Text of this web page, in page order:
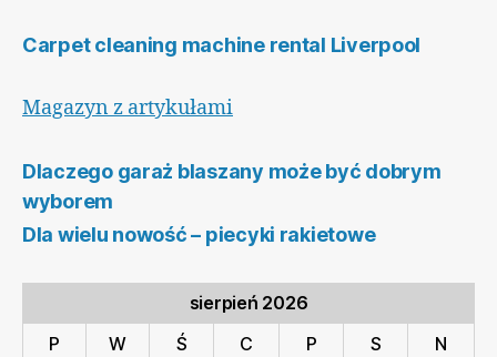
Carpet cleaning machine rental Liverpool
Magazyn z artykułami
Dlaczego garaż blaszany może być dobrym
wyborem
Dla wielu nowość – piecyki rakietowe
sierpień 2026
P
W Ś C P S N